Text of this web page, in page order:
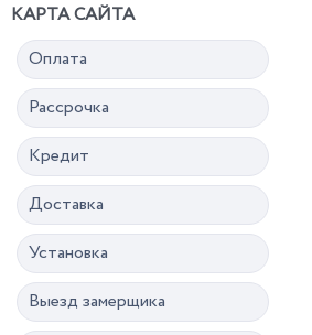
КАРТА САЙТА
Оплата
Рассрочка
Кредит
Доставка
Установка
Выезд замерщика